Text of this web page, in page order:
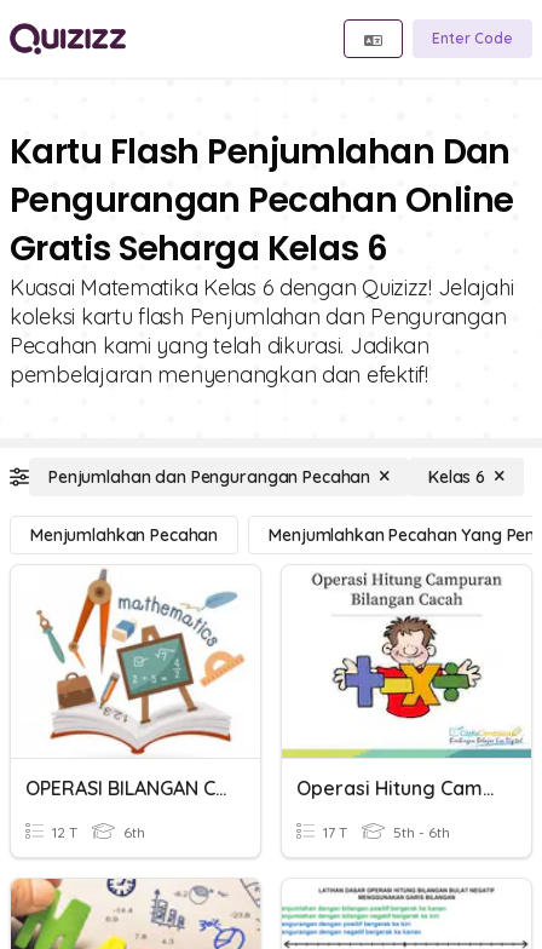
Enter Code
Kartu Flash Penjumlahan Dan
Pengurangan Pecahan Online
Gratis Seharga Kelas 6
Kuasai Matematika Kelas 6 dengan Quizizz! Jelajahi
koleksi kartu flash Penjumlahan dan Pengurangan
Pecahan kami yang telah dikurasi. Jadikan
pembelajaran menyenangkan dan efektif!
Penjumlahan dan Pengurangan Pecahan Kelas 6
Menjumlahkan Pecahan Menjumlahkan Pecahan Yang
OPERASI BILANGAN CAMPURAN
12 T 6th
Operasi Hitung Campuran Bilangan Bulat
17 T 5th - 6th